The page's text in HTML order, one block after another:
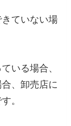
ていない場
いる場合、
、卸売店に
。